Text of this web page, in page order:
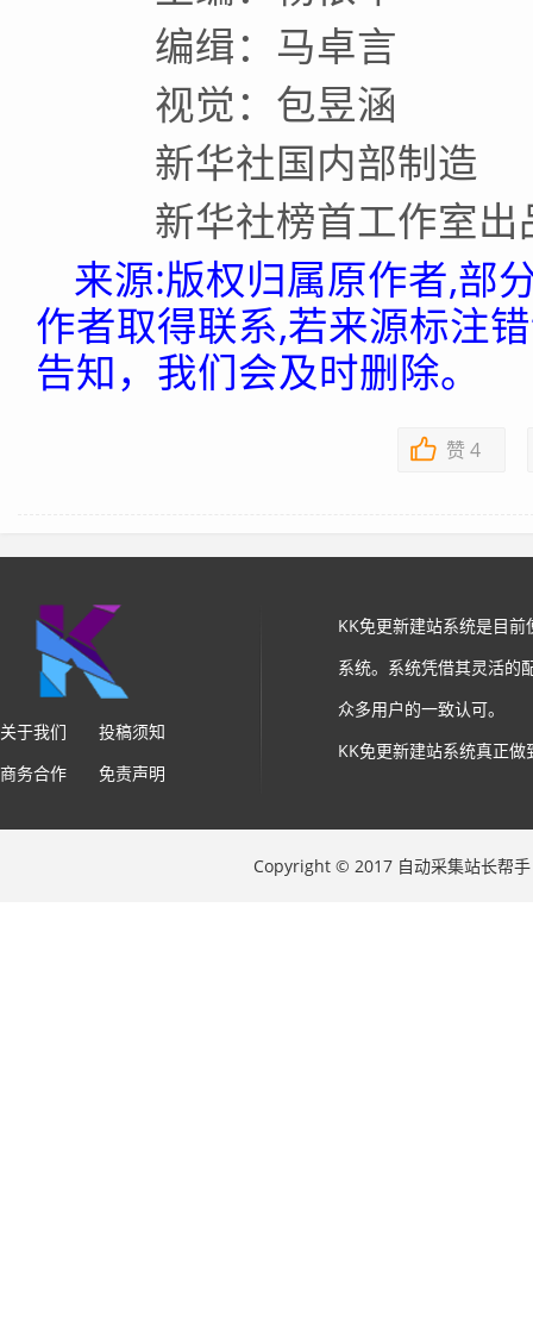
编缉：马卓言
视觉：包昱涵
新华社国内部制造
新华社榜首工作室出
来源:版权归属原作者,部
作者取得联系,若来源标注
告知，我们会及时删除。
赞 4
关于我们
投稿须知
商务合作
免责声明
KK免更新建站系统是目
系统。系统凭借其灵活的
众多用户的一致认可。
KK免更新建站系统真正
Copyright © 2017 自动采集站长帮手